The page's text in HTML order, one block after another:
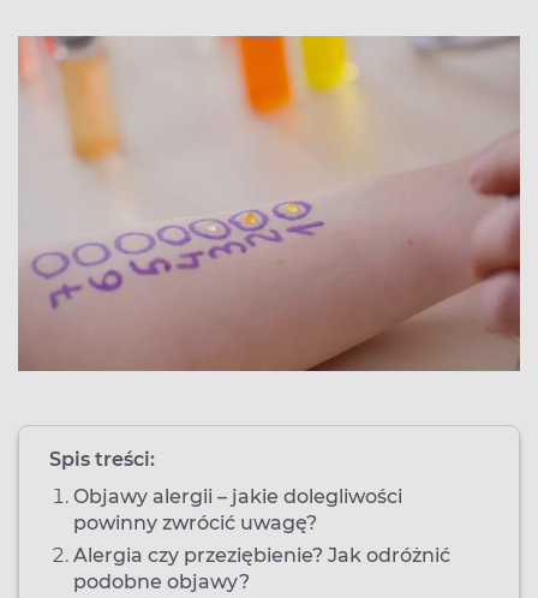
Spis treści:
Objawy alergii – jakie dolegliwości
powinny zwrócić uwagę?
Alergia czy przeziębienie? Jak odróżnić
podobne objawy?